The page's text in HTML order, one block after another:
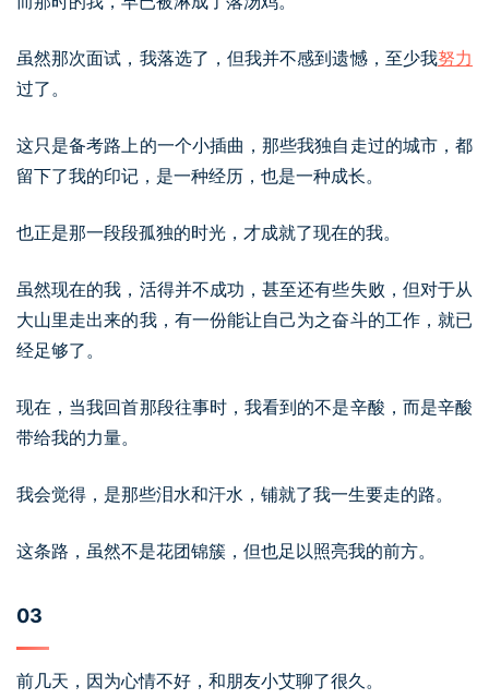
虽然那次面试，我落选了，但我并不感到遗憾，至少我努力
过了。
这只是备考路上的一个小插曲，那些我独自走过的城市，都
留下了我的印记，是一种经历，也是一种成长。
也正是那一段段孤独的时光，才成就了现在的我。
虽然现在的我，活得并不成功，甚至还有些失败，但对于从
大山里走出来的我，有一份能让自己为之奋斗的工作，就已
经足够了。
现在，当我回首那段往事时，我看到的不是辛酸，而是辛酸
带给我的力量。
我会觉得，是那些泪水和汗水，铺就了我一生要走的路。
这条路，虽然不是花团锦簇，但也足以照亮我的前方。
03
前几天，因为心情不好，和朋友小艾聊了很久。